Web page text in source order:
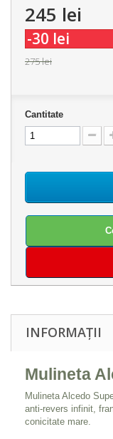
245 lei
-30 lei
275 lei
Cantitate
INFORMAȚII
Mulineta
Mulineta Alcedo
anti-revers infinit,
conicitate mare.